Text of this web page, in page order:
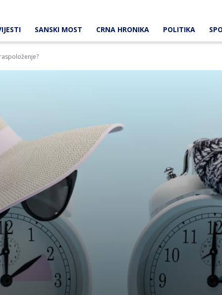
SANSKI MOST CRNA HRONIKA POLITIKA